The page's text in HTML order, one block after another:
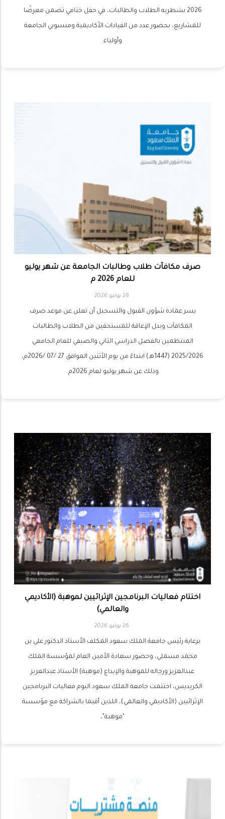
2026 بشطريه الطلاب والطالبات، في حفل ختامي تضمن معرضًا
للمشاريع، بحضور عدد من القيادات الأكاديمية ومنسوبي الجامعة
وأولياء
صرف مكافآت طلاب وطالبات الجامعة عن شهر يوليو
للعام 2026 م
28 يوليو 2026
يسر عمادة شؤون القبول والتسجيل أن تعلن عن موعد صرف
المكافآت وبدل الإعاقة للمستحقين من الطلاب والطالبات
المنتظمين بالفصل الدراسي الثاني والصيفي للعام الجامعي
2025/2026 (1447هـ) ابتداءً من يوم الأثنين الموافق 27 /07 /2026م،
وذلك عن شهر يوليو لعام 2026م.
اختتام فعاليات البرنامجين الإثرائيين لموهبة (الأكاديمي
والعالمي)
26 يوليو 2026
برعاية رئيس جامعة الملك سعود المكلف الأستاذ الدكتور علي بن
محمد مسملي، وحضور سعادة الأمين العام لمؤسسة الملك
عبدالعزيز ورجاله للموهبة والإبداع (موهبة) الأستاذ عبدالعزيز
الكريديس، اختتمت جامعة الملك سعود اليوم فعاليات البرنامجين
الإثرائيين (الأكاديمي والعالمي)، اللذين أقيما بالشراكة مع مؤسسة
"موهبة"،